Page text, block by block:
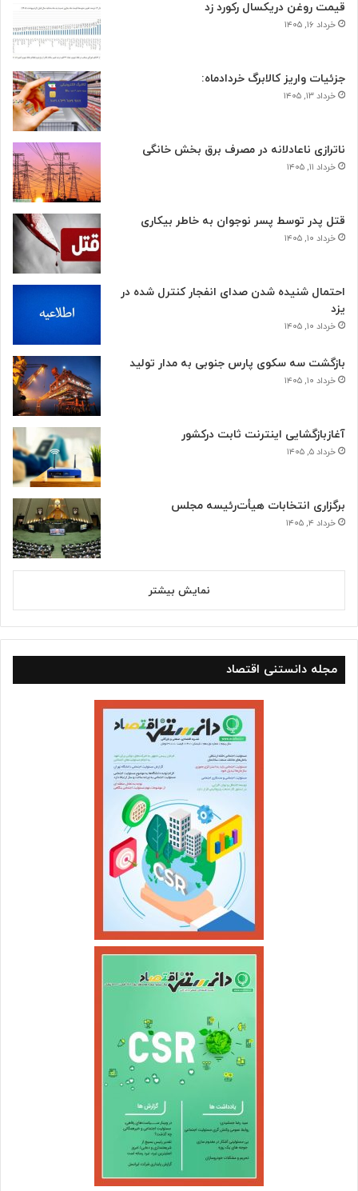
قیمت روغن دریکسال رکورد زد
خرداد ۱۶, ۱۴۰۵
جزئیات واریز کالابرگ خردادماه:
خرداد ۱۳, ۱۴۰۵
ناترازی ناعادلانه در مصرف برق بخش خانگی
خرداد ۱۱, ۱۴۰۵
قتل پدر توسط پسر نوجوان به خاطر بیکاری
خرداد ۱۰, ۱۴۰۵
احتمال شنیده شدن صدای انفجار کنترل شده در
یزد
خرداد ۱۰, ۱۴۰۵
بازگشت سه سکوی پارس جنوبی به مدار تولید
خرداد ۱۰, ۱۴۰۵
آغازبازگشایی اینترنت ثابت درکشور
خرداد ۵, ۱۴۰۵
برگزاری انتخابات هیأت‌رئیسه مجلس
خرداد ۴, ۱۴۰۵
نمایش بیشتر
مجله دانستنی اقتصاد